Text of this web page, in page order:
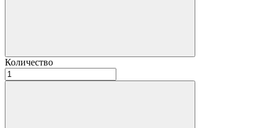
Количество
Количество
товара